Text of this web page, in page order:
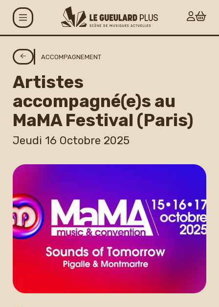
Aller au contenu principal
ACCOMPAGNEMENT
Artistes
accompagné(e)s au
MaMA Festival (Paris)
Jeudi 16 Octobre 2025
Agenda
Projets
Le Gueulard Plus
Accueil et infos
pratiques
Espace artistes
Carte G+ et Studio+
Newsletter